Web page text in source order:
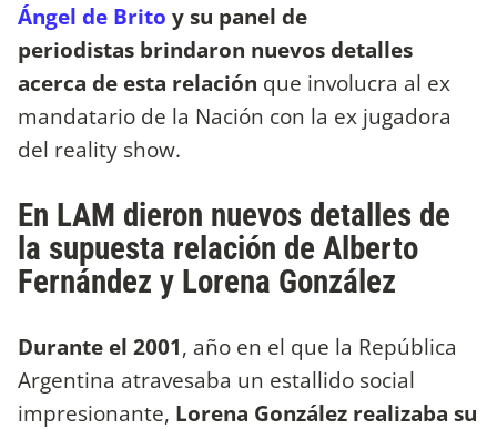
Ángel de Brito y su panel de
periodistas brindaron nuevos detalles
acerca de esta relación que involucra al ex
mandatario de la Nación con la ex jugadora
del reality show.
En LAM dieron nuevos detalles de
la supuesta relación de Alberto
Fernández y Lorena González
Durante el 2001, año en el que la República
Argentina atravesaba un estallido social
impresionante, Lorena González realizaba su